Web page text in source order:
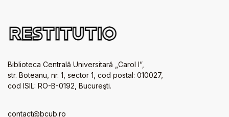
Biblioteca Centrală Universitară „Carol I”,
str. Boteanu, nr. 1, sector 1, cod postal: 010027,
cod ISIL: RO-B-0192, Bucureşti.
contact@bcub.ro